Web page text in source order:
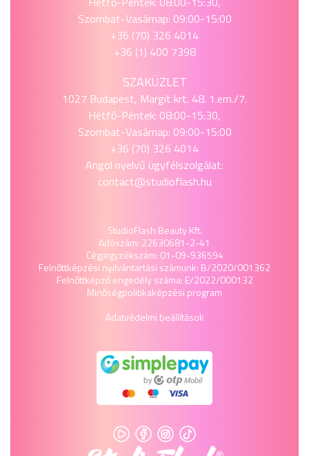
Szombat-Vasárnap: 09:00-15:00
+36 (70) 326 4014
+36 (1) 400 7398
SZAKÜZLET
1027 Budapest, Margit krt. 48. 1.em./7.
Hétfő-Péntek: 08:00-15:30,
Szombat-Vasárnap: 09:00-15:00
+36 (70) 326 4014
Angol nyelvű ügyfélszolgálat:
contact@studioflash.hu
StudioFlash Beauty Kft.
Adószám: 22630681-2-41
Cégjegyzékszám: 01-09-936594
Felnőttképzési nyilvántartási számunk: B/2020/001362
Felnőttképző engedély száma: E/2022/000132
Minőségpolitikaképzési program
Adatvédelmi beállítások